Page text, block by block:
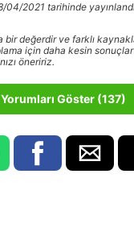
04/2021 tarihinde
bir değerdir ve farklı
için daha kesin
öneririz.
Yorumları Göster (137)